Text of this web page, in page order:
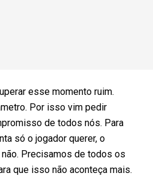
esse momento ruim.
Por isso vim pedir
de todos nós. Para
só o jogador querer, o
Precisamos de todos os
que isso não aconteça mais.